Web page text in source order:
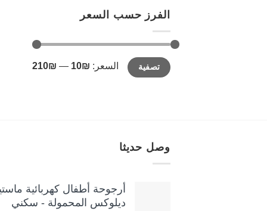
الفرز حسب السعر
أدنى
سعر
أعلى
سعرتصفية السعر: ₪10
—
₪210
وصل حديثا
أرجوحة أطفال كهربائية
ديلوكس المحمولة - سكني